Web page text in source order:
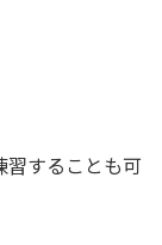
習することも可